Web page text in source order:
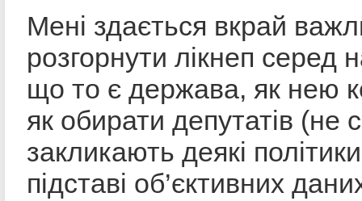
Мені здається вкрай
розгорнути лікнеп серед
що то є держава, як нею
як обирати депутатів (не
закликають деякі
підставі об’єктивних